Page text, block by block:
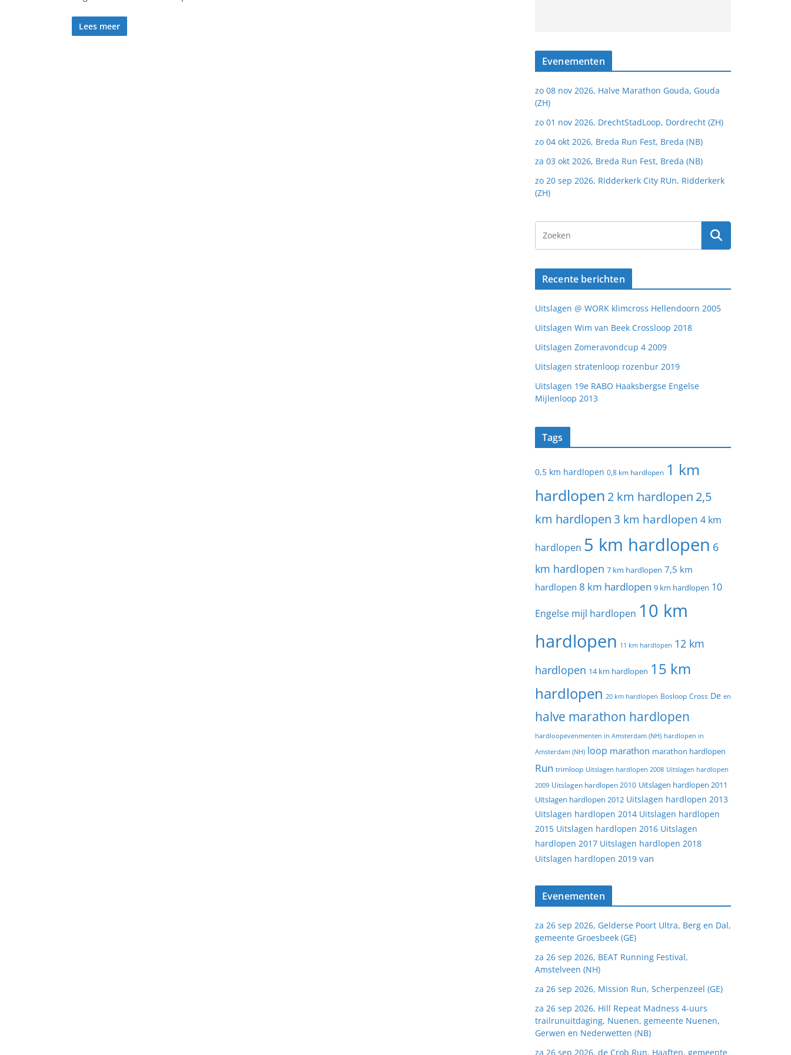
Lees meer
Evenementen
zo 08 nov 2026, Halve Marathon Gouda, Gouda
(ZH)
zo 01 nov 2026, DrechtStadLoop, Dordrecht (ZH)
zo 04 okt 2026, Breda Run Fest, Breda (NB)
za 03 okt 2026, Breda Run Fest, Breda (NB)
zo 20 sep 2026, Ridderkerk City RUn, Ridderkerk
(ZH)
Recente berichten
Uitslagen @ WORK klimcross Hellendoorn 2005
Uitslagen Wim van Beek Crossloop 2018
Uitslagen Zomeravondcup 4 2009
Uitslagen stratenloop rozenbur 2019
Uitslagen 19e RABO Haaksbergse Engelse
Mijlenloop 2013
Tags
0,5 km hardlopen 0,8 km hardlopen 1 km
hardlopen 2 km hardlopen 2,5
km hardlopen 3 km hardlopen 4 km
hardlopen 5 km hardlopen 6
km hardlopen 7 km hardlopen 7,5 km
hardlopen 8 km hardlopen 9 km hardlopen 10
Engelse mijl hardlopen 10 km
hardlopen 11 km hardlopen 12 km
hardlopen 14 km hardlopen 15 km
hardlopen 20 km hardlopen Bosloop Cross De en
halve marathon hardlopen
hardloopevenmenten in Amsterdam (NH) hardlopen in
Amsterdam (NH) loop marathon marathon hardlopen
Run trimloop Uitslagen hardlopen 2008 Uitslagen hardlopen
2009 Uitslagen hardlopen 2010 Uitslagen hardlopen 2011
Uitslagen hardlopen 2012 Uitslagen hardlopen 2013
Uitslagen hardlopen 2014 Uitslagen hardlopen
2015 Uitslagen hardlopen 2016 Uitslagen
hardlopen 2017 Uitslagen hardlopen 2018
Uitslagen hardlopen 2019 van
Evenementen
za 26 sep 2026, Gelderse Poort Ultra, Berg en Dal,
gemeente Groesbeek (GE)
za 26 sep 2026, BEAT Running Festival,
Amstelveen (NH)
za 26 sep 2026, Mission Run, Scherpenzeel (GE)
za 26 sep 2026, Hill Repeat Madness 4-uurs
trailrunuitdaging, Nuenen, gemeente Nuenen,
Gerwen en Nederwetten (NB)
za 26 sep 2026, de Crob Run, Haaften, gemeente